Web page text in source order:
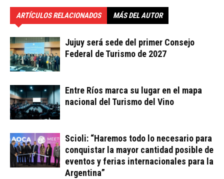
ARTÍCULOS RELACIONADOS MÁS DEL AUTOR
Jujuy será sede del primer Consejo
Federal de Turismo de 2027
Entre Ríos marca su lugar en el mapa
nacional del Turismo del Vino
Scioli: “Haremos todo lo necesario para
conquistar la mayor cantidad posible de
eventos y ferias internacionales para la
Argentina”